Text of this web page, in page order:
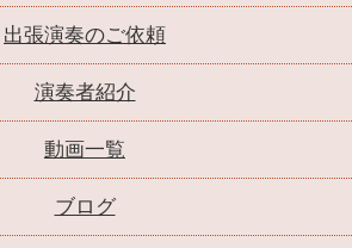
出張演奏のご依頼
演奏者紹介
動画一覧
ブログ